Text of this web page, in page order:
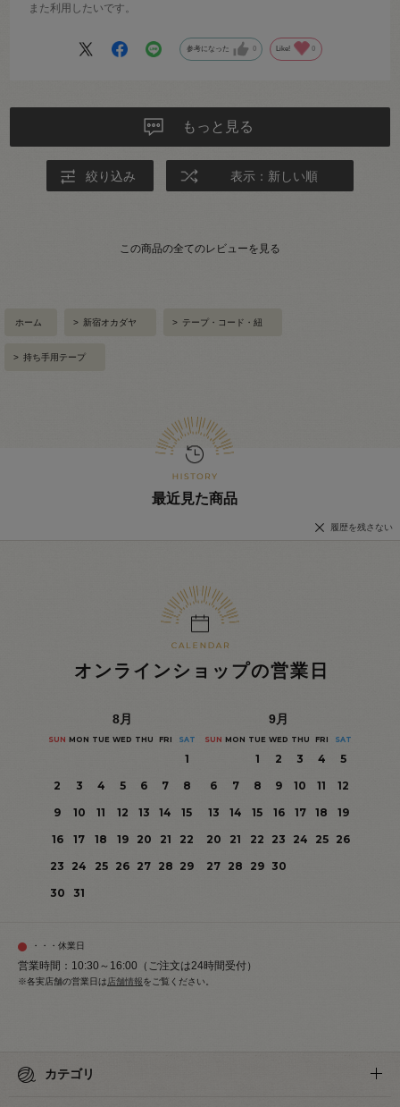
また利用したいです。
参考になった 0 Like! 0
もっと見る
絞り込み 表示：新しい順
この商品の全てのレビューを見る
ホーム > 新宿オカダヤ > テープ・コード・紐
> 持ち手用テープ
最近見た商品
履歴を残さない
オンラインショップの営業日
8月
SUN MON TUE WED THU FRI SAT
1
2
3 4 5 6 7
8
9
10 11 12 13 14
15
16
17 18 19 20 21
22
23
24 25 26 27 28 29
30
31
9月
SUN MON TUE WED THU FRI SAT
1 2 3 4
5
6
7 8 9 10 11
12
13
14 15 16 17 18
19
20
21 22 23 24 25
26
27 28 29 30
・・・休業日
営業時間：10:30～16:00（ご注文は24時間受付）
※各実店舗の営業日は店舗情報をご覧ください。
カテゴリ